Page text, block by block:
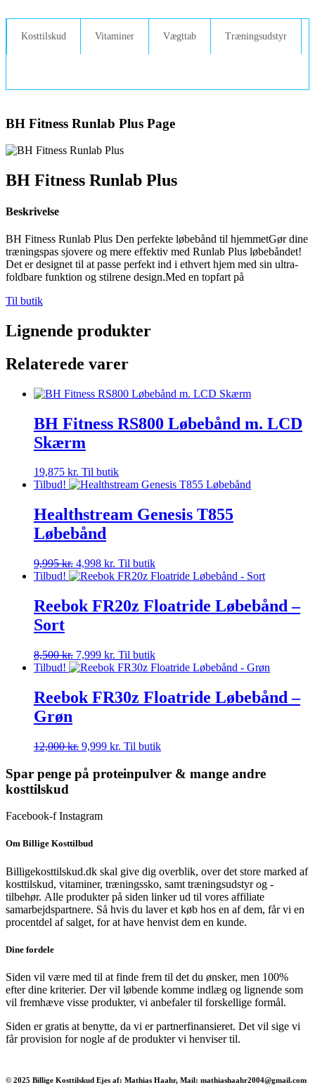
indhold
Kosttilskud Vitaminer Vægttab Træningsudstyr
BH Fitness Runlab Plus Page
BH Fitness Runlab Plus
Beskrivelse
BH Fitness Runlab Plus Den perfekte løbebånd til hjemmetGør dine
træningspas sjovere og mere effektiv med Runlab Plus løbebåndet!
Det er designet til at passe perfekt ind i ethvert hjem med sin ultra-
foldbare funktion og stilrene design.Med en topfart på
Til butik
Lignende produkter
Relaterede varer
BH Fitness RS800 Løbebånd m. LCD
Skærm
19,875 kr. Til butik
Tilbud!
Healthstream Genesis T855
Løbebånd
9,995kr. Den
oprindelige
var:
9,995 kr..
4,998 kr. Den
aktuelle
er:
4,998 kr..
Til butik
Tilbud!
Reebok FR20z Floatride Løbebånd –
Sort
8,500kr. Den
oprindelige
var:
8,500 kr..
7,999 kr. Den
aktuelle
er:
7,999 kr..
Til butik
Tilbud!
Reebok FR30z Floatride Løbebånd –
Grøn
12,000kr. Den
pris
var:
9,999 kr. Den
pris
Til butik
Spar penge på proteinpulver & mange andre
kosttilskud
Facebook-f Instagram
Om Billige Kosttilbud
Billigekosttilskud.dk skal give dig overblik, over det store marked af
kosttilskud, vitaminer, træningssko, samt træningsudstyr og -
tilbehør. Alle produkter på siden linker ud til vores affiliate
samarbejdspartnere. Så hvis du laver et køb hos en af dem, får vi en
procentdel af salget, for at have henvist dem en kunde.
Dine fordele
Siden vil være med til at finde frem til det du ønsker, men 100%
efter dine kriterier. Der vil løbende komme indlæg og lignende som
vil fremhæve visse produkter, vi anbefaler til forskellige formål.
Siden er gratis at benytte, da vi er partnerfinansieret. Det vil sige vi
får provision for nogle af de produkter vi henviser til.
© 2025 Billige Kosttilskud Ejes af: Mathias Haahr, Mail: mathiashaahr2004@gmail.com